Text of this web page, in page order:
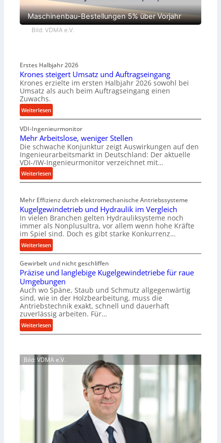
Maschinenbau-Bestellungen 5% über Vorjahr
Bild: VDMA e.V.
Erstes Halbjahr 2026
Krones steigert Umsatz und Auftragseingang
Krones erzielte im ersten Halbjahr 2026 sowohl bei
Umsatz als auch beim Auftragseingang einen
Zuwachs.
Weiterlesen:
K
r
o
n
e
s
s
t
i
g
e
r
t
U
t
z
u
n
d
A
f
t
g
VDI-Ingenieurmonitor
Mehr Arbeitslose, weniger Stellen
Die schwache Konjunktur zeigt Auswirkungen auf den
Ingenieurarbeitsmarkt in Deutschland: Der aktuelle
VDI-/IW-Ingenieurmonitor verzeichnet mit…
Weiterlesen:
M
h
r
A
r
b
e
t
s
l
o
s
e
w
i
Mehr Effizienz durch elektromechanische Antriebssysteme
Kugelgewindetrieb und Hydraulik im Vergleich
In vielen Branchen gelten Hydrauliksysteme noch
immer als Nonplusultra, vor allem wenn hohe Kräfte
im Spiel sind. Doch es gibt starke Konkurrenz…
Weiterlesen:
K
u
g
e
l
g
e
w
i
e
t
n
d
Gewirbelt und nicht geschliffen
Präzise und langlebige Kugelgewindetriebe für raue
Umgebungen
Auch wo Späne, Staub und Schmutz allgegenwärtig
sind, wie in der Holzbearbeitung, muss die
Antriebstechnik exakt, schnell und dauerhaft
zuverlässig arbeiten. Für…
Weiterlesen:
P
z
a
Bild: VDMA e.V.